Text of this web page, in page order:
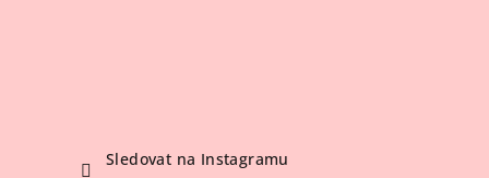
Sledovat na Instagramu